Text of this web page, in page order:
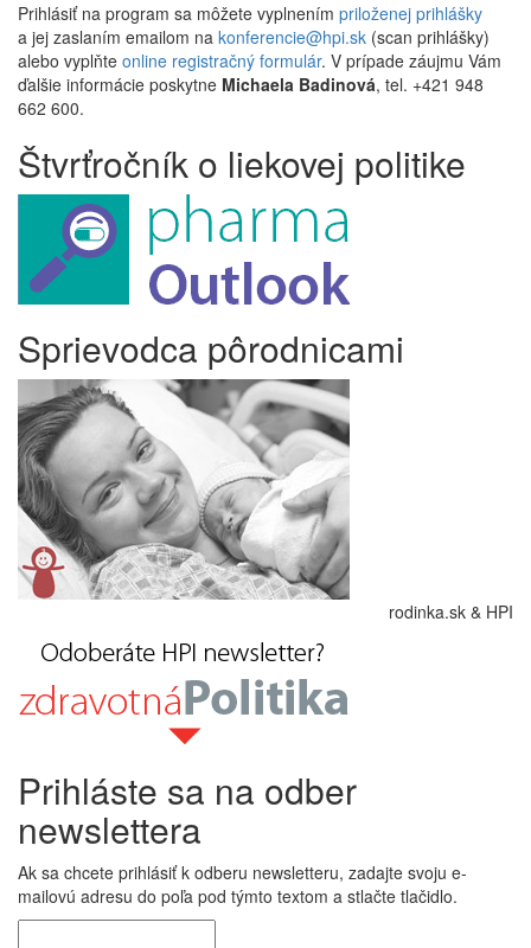
Prihlásiť na program sa môžete vyplnením priloženej prihlášky
a jej zaslaním emailom na konferencie@hpi.sk (scan prihlášky)
alebo vyplňte online registračný formulár. V prípade záujmu Vám
ďalšie informácie poskytne Michaela Badinová, tel. +421 948
662 600.
Štvrťročník o liekovej politike
Sprievodca pôrodnicami
rodinka.sk & HPI
Prihláste sa na odber
newslettera
Ak sa chcete prihlásiť k odberu newsletteru, zadajte svoju e-
mailovú adresu do poľa pod týmto textom a stlačte tlačidlo.